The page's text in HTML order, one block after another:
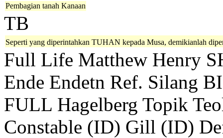
Pembagian tanah Kanaan
TB
Seperti yang diperintahkan TUHAN kepada Musa, demikianlah
Full Life Matthew Henry
Ende Endetn Ref. Silang
FULL Hagelberg Topik
Constable (ID) Gill (ID)